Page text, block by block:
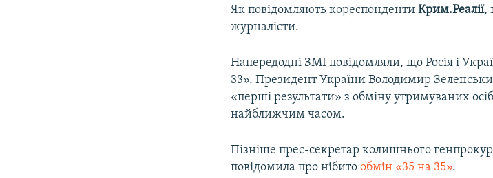
Як повідомляють кореспондентиКрим.Реалії,
журналісти.
Напередодні ЗМІ повідомляли, що Росія і
33». Президент України Володимир
«перші результати» з обміну утримуваних
найближчим часом.
Пізніше прес-секретар колишнього
повідомила про нібитообмін «35 на 35».